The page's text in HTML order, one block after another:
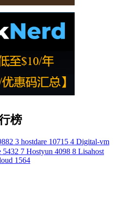
榜
3 hostdare 10715 4 Digital-vm
5432 7 Hostyun 4098 8 Lisahost
1564